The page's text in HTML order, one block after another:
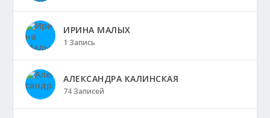
ИРИНА МАЛЫХ
1 Запись
АЛЕКСАНДРА КАЛИНСКАЯ
74 Записей